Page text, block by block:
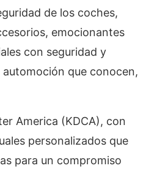
de los coches,
emocionantes
con seguridad y
automoción que conocen,
America (KDCA), con
personalizados que
para un compromiso